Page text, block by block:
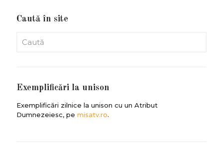
Caută în site
Exemplificări la unison
Exemplificări zilnice la unison cu un Atribut
Dumnezeiesc, pe misatv.ro.